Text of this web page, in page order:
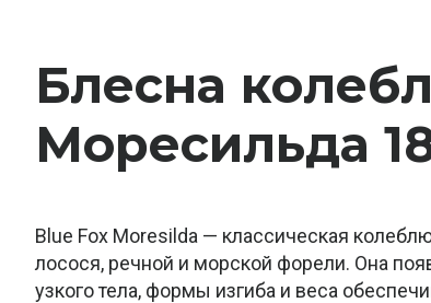
Блесна
Моресильда
Blue Fox Moresilda — классическая
лосося, речной и морской форели. Она
узкого тела, формы изгиба и веса